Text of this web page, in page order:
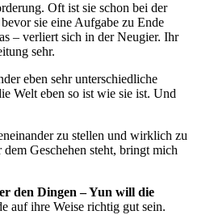
Oft ist sie schon bei der
sie eine Aufgabe zu Ende
– verliert sich in der Neugier. Ihr
sehr.
eben sehr unterschiedliche
Welt eben so ist wie sie ist. Und
zu stellen und wirklich zu
Geschehen steht, bringt mich
den Dingen – Yun will die
auf ihre Weise richtig gut sein.